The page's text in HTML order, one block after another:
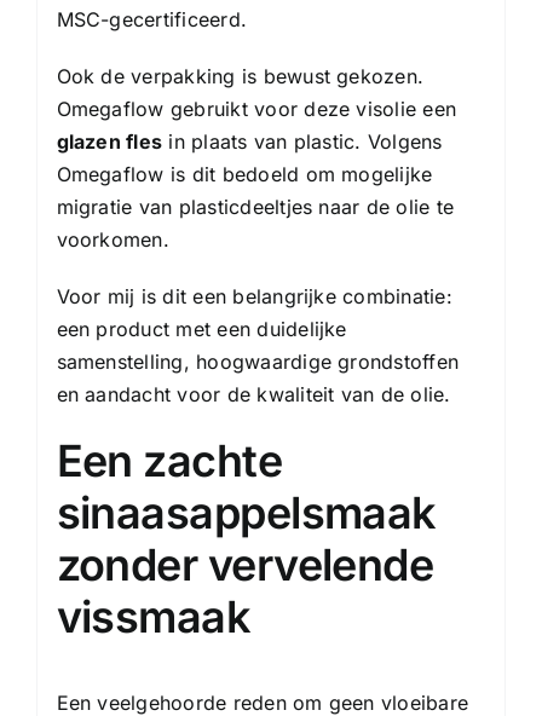
MSC-gecertificeerd.
Ook de verpakking is bewust gekozen.
Omegaflow gebruikt voor deze visolie een
glazen fles in plaats van plastic. Volgens
Omegaflow is dit bedoeld om mogelijke
migratie van plasticdeeltjes naar de olie te
voorkomen.
Voor mij is dit een belangrijke combinatie:
een product met een duidelijke
samenstelling, hoogwaardige grondstoffen
en aandacht voor de kwaliteit van de olie.
Een zachte
sinaasappelsmaak
zonder vervelende
vissmaak
Een veelgehoorde reden om geen vloeibare